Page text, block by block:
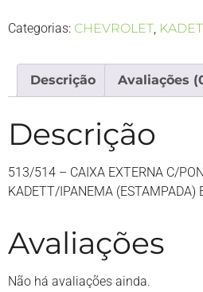
Categorias: CHEVROLET,
Descrição Avaliações
Descrição
513/514 – CAIXA EXTERNA C/
KADETT/IPANEMA (ESTAMPADA)
Avaliações
Não há avaliações ainda.